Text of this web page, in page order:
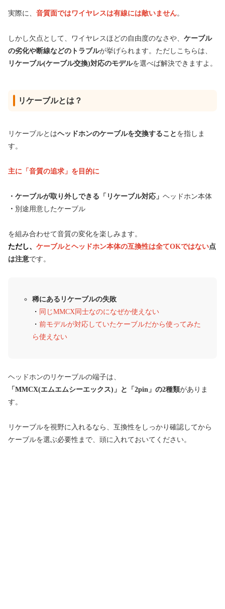
実際に、 音質面ではワイヤレスは有線には敵いません。
しかし欠点として、ワイヤレスほどの自由度のなさや、 ケーブル
の劣化や断線などのトラブルが挙げられます。ただしこちらは、
リケーブル(ケーブル交換)対応のモデルを選べば解決できますよ。
リケーブルとは？
リケーブルとはヘッドホンのケーブルを交換すること を指しま
す。
主に「音質の追求」を目的に
・ケーブルが取り外しできる「リケーブル対応」 ヘッドホン本体
・ 別途用意したケーブル
を組み合わせて音質の変化を楽しみます。
ただし、 ケーブルとヘッドホン本体の互換性は全てOKではない点
は注意です。
稀にあるリケーブルの失敗
・ 同じMMCX同士なのになぜか使えない
・ 前モデルが対応していたケーブルだから使ってみた
ら使えない
ヘッドホンのリケーブルの端子は、
「MMCX(エムエムシーエックス)」と「2pin」の2種類がありま
す。
リケーブルを視野に入れるなら、互換性をしっかり確認してから
ケーブルを選ぶ必要性まで、頭に入れておいてください。